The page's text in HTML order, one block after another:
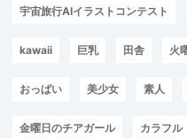
宇宙旅行AIイラストコンテスト
kawaii 巨乳 田舎 火
おっぱい 美少女 素人
金曜日のチアガール カラフル